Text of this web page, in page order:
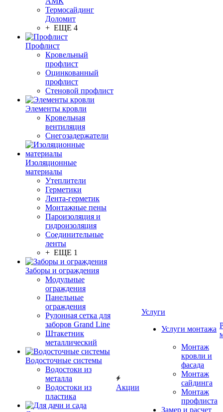
Термосайдинг
Доломит
+ ЕЩЕ 4
Профлист
Кровельный
профлист
Оцинкованный
профлист
Стеновой профлист
Элементы кровли
Кровельная
вентиляция
Снегозадержатели
Изоляционные
материалы
Утеплители
Герметики
Лента-герметик
Монтажные пены
Пароизоляция и
гидроизоляция
Соединительные
ленты
+ ЕЩЕ 1
Заборы и ограждения
Модульные
ограждения
Панельные
ограждения
Рулонная сетка для
заборов Grand Line
Штакетник
металлический
Водосточные системы
Водостоки из
металла
Водостоки из
пластика
Акции
Услуги
Услуги монтажа
Монтаж
кровли и
фасада
Монтаж
сайдинга
Монтаж
профлиста
Замер и расчет